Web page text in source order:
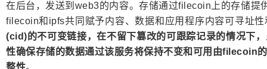
在后台，发送到web3的内容。存储通过filecoin上的存储提
filecoin和ipfs共同赋予内容、数据和应用程序内容可寻址性
(cid)的不可变链接，在不留下篡改的可跟踪记录的情况下
性确保存储的数据通过该服务将保持不变和可用由filecoin
整性。